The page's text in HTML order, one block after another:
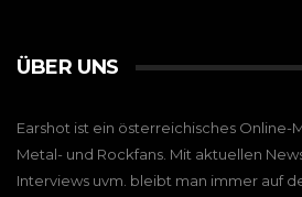
ÜBER UNS
Earshot ist ein österreichisches Online-
Metal- und Rockfans. Mit aktuellen
Interviews uvm. bleibt man immer auf